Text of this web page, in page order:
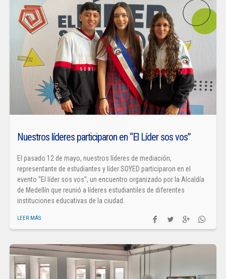
Nuestros líderes participaron en “El Líder sos vos”
El pasado 12 de mayo, nuestros líderes de mediación,
representante de estudiantes y líder SOYED participaron en el
evento “El líder sos vos”, un encuentro organizado por la Alcaldía
de Medellín que reunió a líderes estudiantiles de diferentes
instituciones educativas de la ciudad.
LEER MÁS